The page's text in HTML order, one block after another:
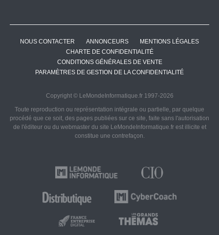
NOUS CONTACTER ANNONCEURS
MENTIONS LÉGALES
CHARTE DE CONFIDENTIALITÉ
CONDITIONS GÉNÉRALES DE VENTE
PARAMÈTRES DE GESTION DE LA CONFIDENTIALITÉ
Copyright © LeMondeInformatique.fr 1997-2026
Toute reproduction ou représentation intégrale ou partielle, par quelque
procédé que ce soit, des pages publiées sur ce site, faite sans l'autorisation
de l'éditeur ou du webmaster du site LeMondeInformatique.fr est illicite et
constitue une contrefaçon.